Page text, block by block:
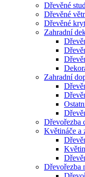
Dřevěné
Dřevěné
Dřevěné
Zahradní
Zahradní
Dřevořezba
Květináče a
Dřevořezba